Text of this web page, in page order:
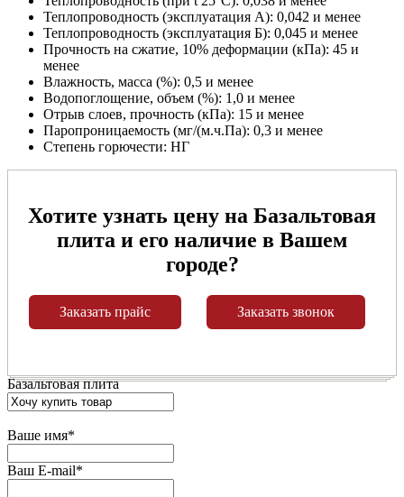
Теплопроводность (эксплуатация А): 0,042 и менее
Теплопроводность (эксплуатация Б): 0,045 и менее
Прочность на сжатие, 10% деформации (кПа): 45 и
менее
Влажность, масса (%): 0,5 и менее
Водопоглощение, объем (%): 1,0 и менее
Отрыв слоев, прочность (кПа): 15 и менее
Паропроницаемость (мг/(м.ч.Па): 0,3 и менее
Степень горючести: НГ
Хотите узнать цену на Базальтовая
плита и его наличие в Вашем
городе?
Заказать прайс Заказать звонок
Базальтовая плита
Ваше имя*
Ваш E-mail*